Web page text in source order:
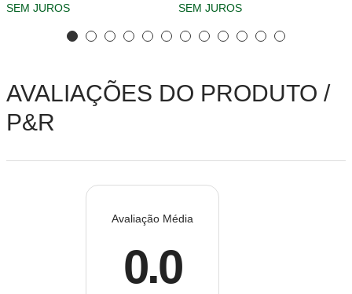
SEM JUROS
SEM JUROS
AVALIAÇÕES DO PRODUTO /
P&R
Avaliação Média
0.0